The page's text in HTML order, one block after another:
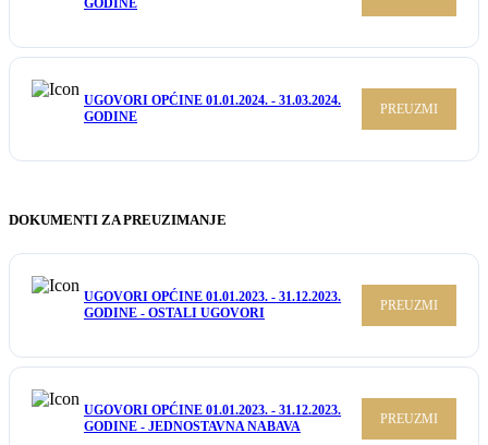
UGOVORI OPĆINE 01.01.2024. - 31.03.2024.
GODINE
PREUZMI
DOKUMENTI ZA PREUZIMANJE
UGOVORI OPĆINE 01.01.2023. - 31.12.2023.
GODINE - OSTALI UGOVORI
PREUZMI
UGOVORI OPĆINE 01.01.2023. - 31.12.2023.
GODINE - JEDNOSTAVNA NABAVA
PREUZMI